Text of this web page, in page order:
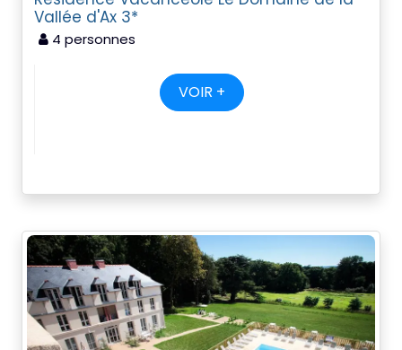
Vallée d'Ax 3*
4 personnes
VOIR +